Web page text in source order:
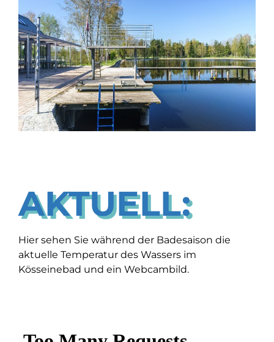
AKTUELL:
Hier sehen Sie während der Badesaison die
aktuelle Temperatur des Wassers im
Kösseinebad und ein Webcambild.